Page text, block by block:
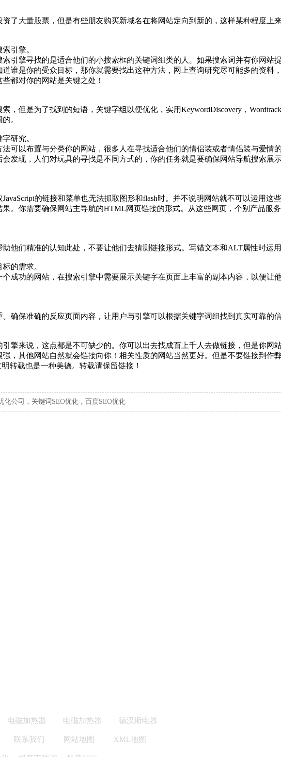
了大量股票，但是有些朋友购买新域名在将网站定向到新的，这样某种程度上
引擎。
引擎寻找的是适合他们的小搜索框的关键词组类的人。如果搜索词并有你网站
谁是你的受众目标，那你就需要找出这种方法，网上查询研究尽可能多的资料
都对你的网站是关键之处！
，但是为了找到的短语，关键字组以便优化，实用KeywordDiscovery，
。
研究。
可以布置与分类你的网站，很多人在寻找适合他们的情侣装或者情侣装与爱情的
发现，人们对玩具的寻找是不同方式的，你的任务就是要确保网站导航搜索展
的链接和菜单也无法抓取图形和flash时。并不说明网站就不可以运用这
。你需要确保网站主导航的HTML网页链接的形式。从这些网页，个别产品服
他们精准的认知此处，不要让他们去猜测链接形式。写锚文本和ALT属性时运用
的需求。
成功的网站，在搜索引擎中需要展示关键字在页面上丰富的副本内容，以便让
确保准确的反应页面内容，让用户与引擎可以根据关键字词组找到真实可靠的信
擎来说，这点都是不可缺少的。你可以出去找成百上千人去做链接，但是你网
，其他网站自然就会链接向你！相关性质的网站当然更好。但是不要链接到作
转载也是一种美德。转载请保留链接！
化公司，关键词SEO优化，百度SEO优化
电磁加热器 电磁加热器 德汉斯电器
联系我们 网站地图 XML地图